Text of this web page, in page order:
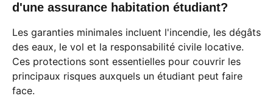
d'une assurance habitation étudiant?
Les garanties minimales incluent l'incendie, les dégâts
des eaux, le vol et la responsabilité civile locative.
Ces protections sont essentielles pour couvrir les
principaux risques auxquels un étudiant peut faire
face.